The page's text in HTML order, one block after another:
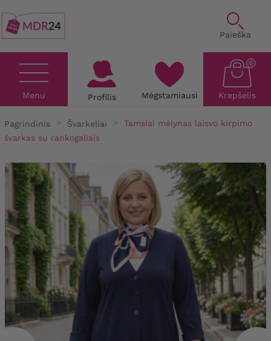
Paieška
Menu Profilis Mėgstamiausi Krepšelis
0
Pagrindinis Švarkeliai
Tamsiai mėlynas laisvo kirpimo
švarkas su rankogaliais